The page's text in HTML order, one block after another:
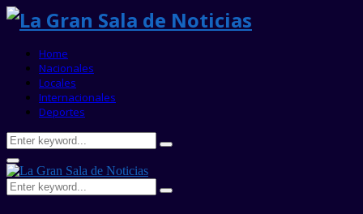
Home
Nacionales
Locales
Internacionales
Deportes
Search
for:
Search
Primary
Menu
Search
for:
Search